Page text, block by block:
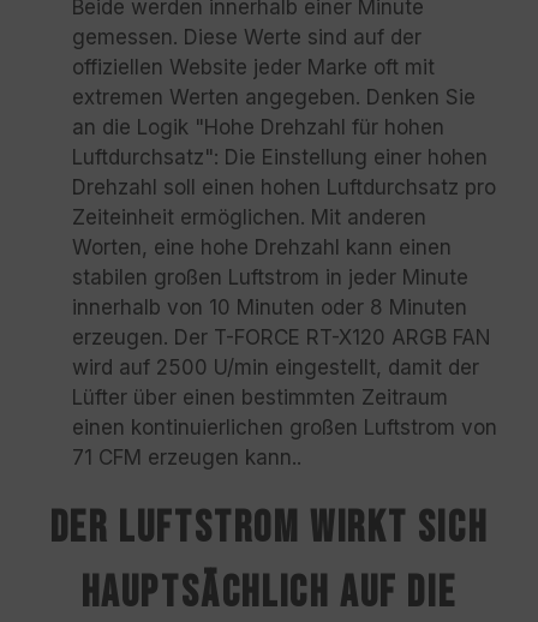
Beide werden innerhalb einer Minute
gemessen. Diese Werte sind auf der
offiziellen Website jeder Marke oft mit
extremen Werten angegeben. Denken Sie
an die Logik "Hohe Drehzahl für hohen
Luftdurchsatz": Die Einstellung einer hohen
Drehzahl soll einen hohen Luftdurchsatz pro
Zeiteinheit ermöglichen. Mit anderen
Worten, eine hohe Drehzahl kann einen
stabilen großen Luftstrom in jeder Minute
innerhalb von 10 Minuten oder 8 Minuten
erzeugen. Der T-FORCE RT-X120 ARGB FAN
wird auf 2500 U/min eingestellt, damit der
Lüfter über einen bestimmten Zeitraum
einen kontinuierlichen großen Luftstrom von
71 CFM erzeugen kann..
Der Luftstrom wirkt sich
hauptsächlich auf die